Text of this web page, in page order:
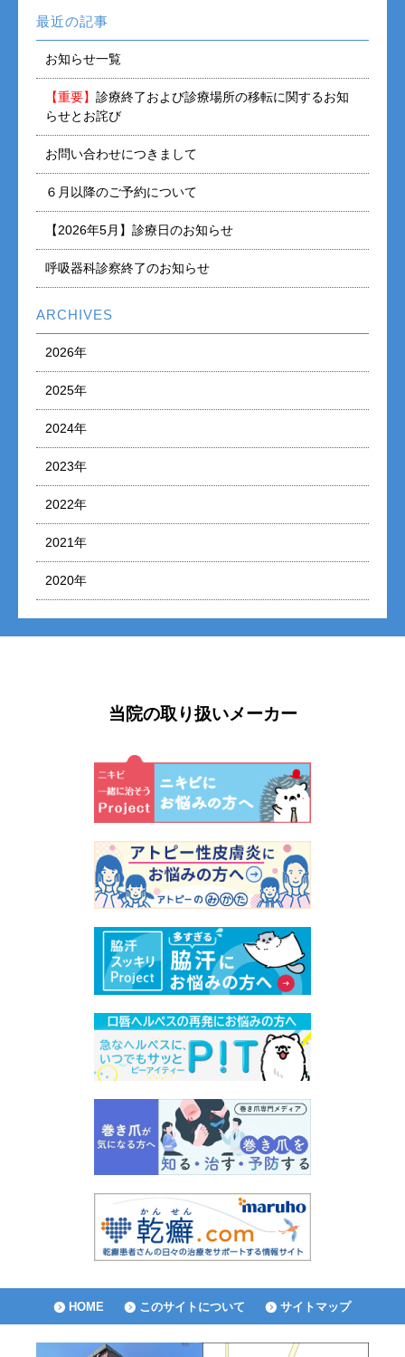
最近の記事
お知らせ一覧
【重要】 診療終了および診療場所の移転に関するお知
らせとお詫び
お問い合わせにつきまして
６月以降のご予約について
【2026年5月】診療日のお知らせ
呼吸器科診察終了のお知らせ
ARCHIVES
2026年
2025年
2024年
2023年
2022年
2021年
2020年
当院の取り扱いメーカー
HOME このサイトについて サイトマップ